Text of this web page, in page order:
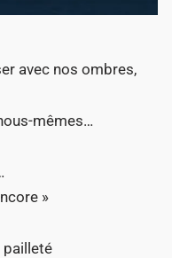
avec nos ombres,
mêmes…
»
pailleté